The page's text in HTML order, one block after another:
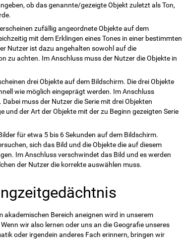
ob das genannte/gezeigte Objekt zuletzt als Ton,
erscheinen zufällig angeordnete Objekte auf dem
mit dem Erklingen eines Tones in einer bestimmten
Nutzer ist dazu angehalten sowohl auf die
zu achten. Im Anschluss muss der Nutzer die Objekte in
drei Objekte auf dem Bildschirm. Die drei Objekte
wie möglich eingeprägt werden. Im Anschluss
muss der Nutzer die Serie mit drei Objekten
und der Art der Objekte mit der zu Beginn gezeigten Serie
für etwa 5 bis 6 Sekunden auf dem Bildschirm.
sich das Bild und die Objekte die auf diesem
Im Anschluss verschwindet das Bild und es werden
der Nutzer die korrekte auswählen muss.
akademischen Bereich aneignen wird in unserem
wir also lernen oder uns an die Geografie unseres
oder irgendein anderes Fach erinnern, bringen wir